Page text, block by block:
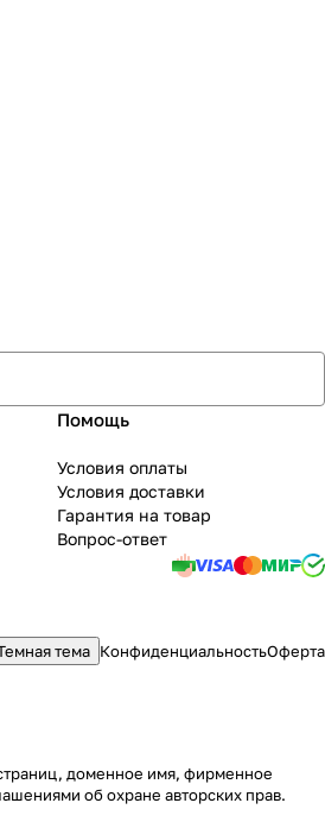
Помощь
Условия оплаты
Условия доставки
Гарантия на товар
Вопрос-ответ
тема КонфиденциальностьОферта
доменное имя, фирменное
об охране авторских прав.